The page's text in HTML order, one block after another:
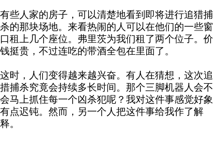
有些人家的房子，可以清楚地看到即将进行追猎捕
杀的那块场地。来看热闹的人可以在他们的一些窗
口租上几个座位。弗里茨为我们租了两个位子。价
钱挺贵，不过连吃的带酒全包在里面了。
这时，人们变得越来越兴奋。有人在猜想，这次追
措捕杀究竟会持续多长时间。那个三脚机器人会不
会马上抓住每一个凶杀犯呢？我对这件事感觉好象
有点迟钝。然而，另一个人把这件事给我作了解
释。